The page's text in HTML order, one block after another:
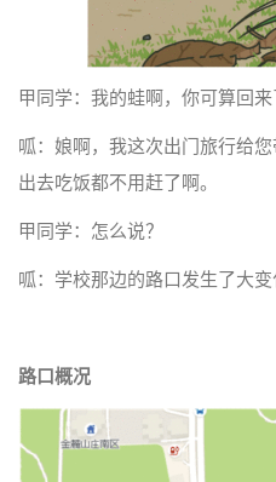
甲同学：我的蛙啊，你可算回来
呱：娘啊，我这次出门旅行给
出去吃饭都不用赶了啊。
甲同学：怎么说？
呱：学校那边的路口发生了大
路口概况